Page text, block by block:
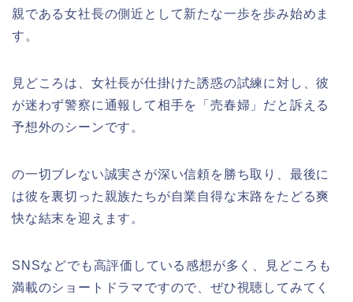
親である女社長の側近として新たな一歩を歩み始めま
す。
見どころは、女社長が仕掛けた誘惑の試練に対し、彼
が迷わず警察に通報して相手を「売春婦」だと訴える
予想外のシーンです。
の一切ブレない誠実さが深い信頼を勝ち取り、最後に
は彼を裏切った親族たちが自業自得な末路をたどる爽
快な結末を迎えます。
SNSなどでも高評価している感想が多く、見どころも
満載のショートドラマですので、ぜひ視聴してみてく